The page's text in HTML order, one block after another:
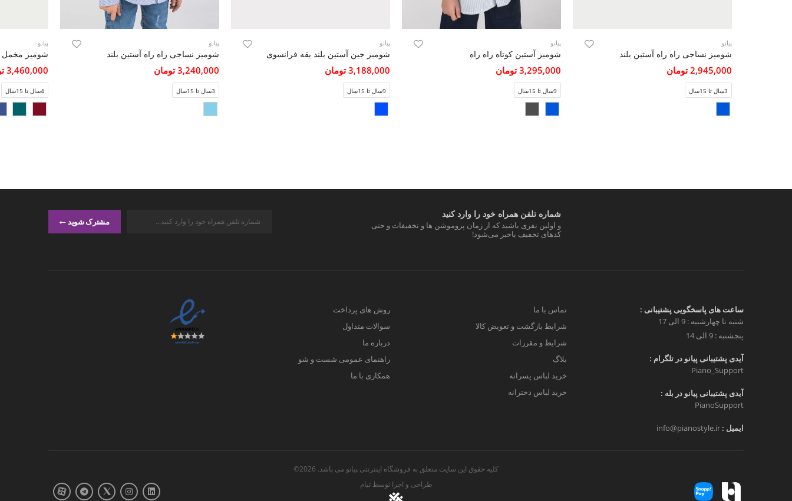
پیانو
شومیز نساجی راه راه آستین بلند
2,945,000 تومان
3سال تا 15سال
پیانو
شومیز آستین کوتاه راه راه
3,295,000 تومان
9سال تا 15سال
پیانو
شومیز جین آستین بلند یقه فرانسوی
3,188,000 تومان
9سال تا 15سال
پیانو
شومیز نساجی راه راه آستین بلند
3,240,000 تومان
3سال تا 15سال
پیانو
شومیز مخمل
3,460,000 تومان
4سال تا 15سال
شماره تلفن همراه خود را وارد کنید
و اولین نفری باشید که از زمان پروموشن ها و تخفیفات و حتی
کدهای تخفیف باخبر می‌شود!
مشترک شوید
ساعت های پاسخگویی پشتیبانی :
شنبه تا چهارشنبه : 9 الی 17
پنجشنبه : 9 الی 14
آیدی پشتیبانی پیانو در تلگرام :
Piano_Support
آیدی پشتیبانی پیانو در بله :
PianoSupport
ایمیل : info@pianostyle.ir
تماس با ما
شرایط بازگشت و تعویض کالا
شرایط و مقررات
بلاگ
خرید لباس پسرانه
خرید لباس دخترانه
روش های پرداخت
سوالات متداول
درباره ما
راهنمای عمومی شست و شو
همکاری با ما
کلیه حقوق این سایت متعلق به فروشگاه اینترنتی پیانو می باشد. 2026©
طراحی و اجرا توسطتیام